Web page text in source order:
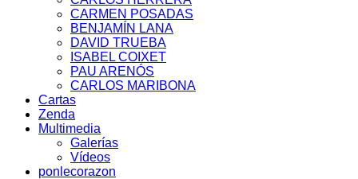
CARMEN POSADAS
BENJAMÍN LANA
DAVID TRUEBA
ISABEL COIXET
PAU ARENÓS
CARLOS MARIBONA
Cartas
Zenda
Multimedia
Galerías
Vídeos
ponlecorazon